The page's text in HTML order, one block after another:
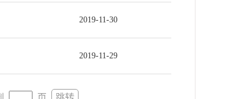
2019-11-30
2019-11-29